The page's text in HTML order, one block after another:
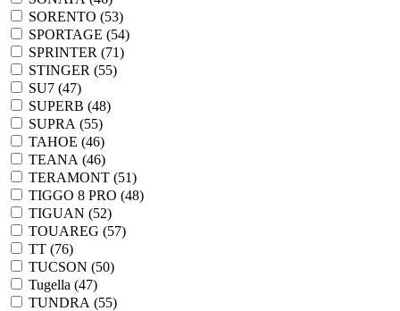
SORENTO (53)
SPORTAGE (54)
SPRINTER (71)
STINGER (55)
SU7 (47)
SUPERB (48)
SUPRA (55)
TAHOE (46)
TEANA (46)
TERAMONT (51)
TIGGO 8 PRO (48)
TIGUAN (52)
TOUAREG (57)
TT (76)
TUCSON (50)
Tugella (47)
TUNDRA (55)